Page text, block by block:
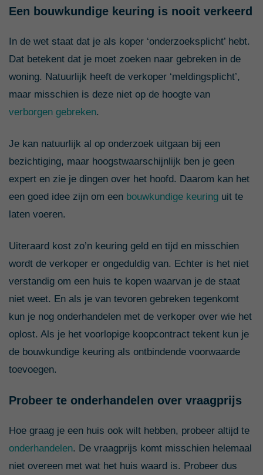
Een bouwkundige keuring is nooit verkeerd
In de wet staat dat je als koper ‘onderzoeksplicht’ hebt.
Dat betekent dat je moet zoeken naar gebreken in de
woning. Natuurlijk heeft de verkoper ‘meldingsplicht’,
maar misschien is deze niet op de hoogte van
verborgen gebreken.
Je kan natuurlijk al op onderzoek uitgaan bij een
bezichtiging, maar hoogstwaarschijnlijk ben je geen
expert en zie je dingen over het hoofd. Daarom kan het
een goed idee zijn om een bouwkundige keuring uit te
laten voeren.
Uiteraard kost zo’n keuring geld en tijd en misschien
wordt de verkoper er ongeduldig van. Echter is het niet
verstandig om een huis te kopen waarvan je de staat
niet weet. En als je van tevoren gebreken tegenkomt
kun je nog onderhandelen met de verkoper over wie het
oplost. Als je het voorlopige koopcontract tekent kun je
de bouwkundige keuring als ontbindende voorwaarde
toevoegen.
Probeer te onderhandelen over vraagprijs
Hoe graag je een huis ook wilt hebben, probeer altijd te
onderhandelen. De vraagprijs komt misschien helemaal
niet overeen met wat het huis waard is. Probeer dus